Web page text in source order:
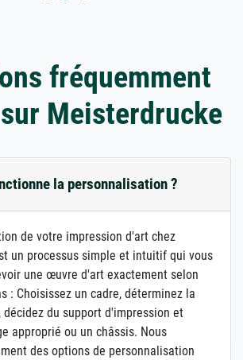
fréquemment
Meisterdrucke
la personnalisation ?
de votre impression d'art chez
un processus simple et intuitif qui vous
une œuvre d'art exactement selon
: Choisissez un cadre, déterminez la
du support d'impression et
approprié ou un châssis. Nous
des options de personnalisation